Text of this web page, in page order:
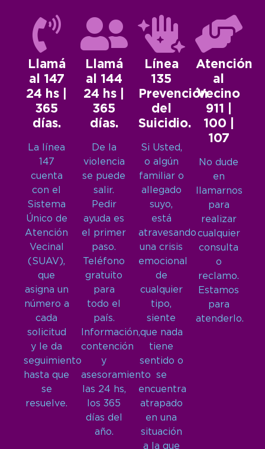
Llamá
al 147
24 hs |
365
días.
La línea
147
cuenta
con el
Sistema
Único de
Atención
Vecinal
(SUAV),
que
asigna un
número a
cada
solicitud
y le da
seguimiento
hasta que
se
resuelve.
Llamá
al 144
24 hs |
365
días.
De la
violencia
se puede
salir.
Pedir
ayuda es
el primer
paso.
Teléfono
gratuito
para
todo el
país.
Información,
contención
y
asesoramiento
las 24 hs,
los 365
días del
año.
Línea
135
Prevención
del
Suicidio.
Si Usted,
o algún
familiar o
allegado
suyo,
está
atravesando
una crisis
emocional
de
cualquier
tipo,
siente
que nada
tiene
sentido o
se
encuentra
atrapado
en una
situación
a la que
Atención
al
Vecino
911 |
100 |
107
No dude
en
llamarnos
para
realizar
cualquier
consulta
o
reclamo.
Estamos
para
atenderlo.